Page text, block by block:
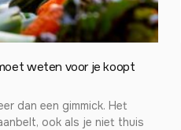
weten voor je koopt
dan een gimmick. Het
ook als je niet thuis